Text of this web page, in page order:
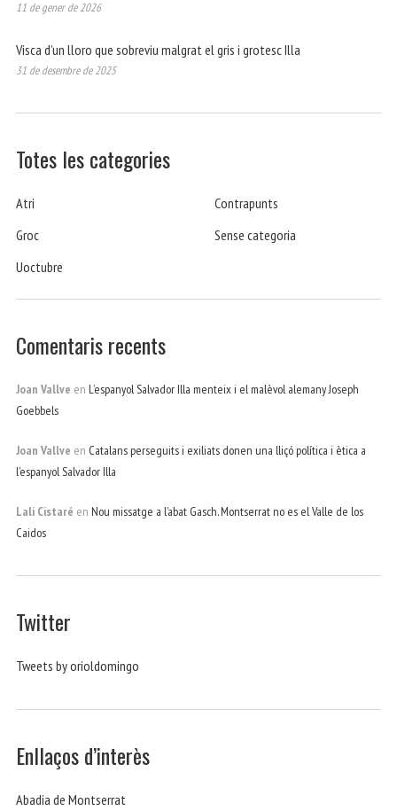
11 de gener de 2026
Visca d’un lloro que sobreviu malgrat el gris i grotesc Illa
31 de desembre de 2025
Totes les categories
Atri
Contrapunts
Groc
Sense categoria
Uoctubre
Comentaris recents
Joan Vallve en L’espanyol Salvador Illa menteix i el malèvol alemany Joseph
Goebbels
Joan Vallve en Catalans perseguits i exiliats donen una lliçó política i ètica a
l’espanyol Salvador Illa
Lali Cistaré en Nou missatge a l’abat Gasch. Montserrat no es el Valle de los
Caidos
Twitter
Tweets by orioldomingo
Enllaços d’interès
Abadia de Montserrat